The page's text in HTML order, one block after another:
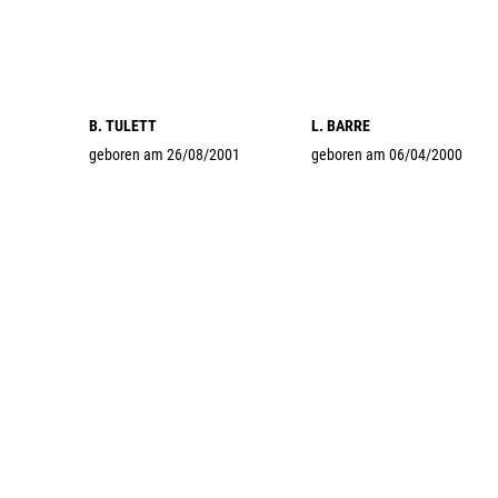
B. TULETT
geboren am 26/08/2001
L. BARRE
geboren am 06/04/2000